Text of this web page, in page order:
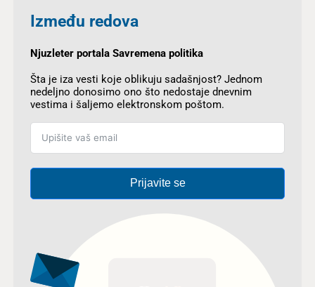
Između redova
Njuzleter portala Savremena politika
Šta je iza vesti koje oblikuju sadašnjost? Jednom
nedeljno donosimo ono što nedostaje dnevnim
vestima i šaljemo elektronskom poštom.
Prijavite se